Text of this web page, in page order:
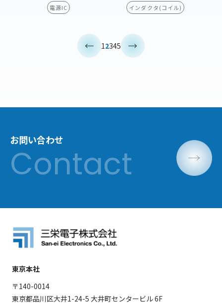
電源IC インダクタ(コイル)
12345
お問い合わせ
東京本社
〒140-0014
東京都品川区大井1-24-5 大井町センタービル 6F